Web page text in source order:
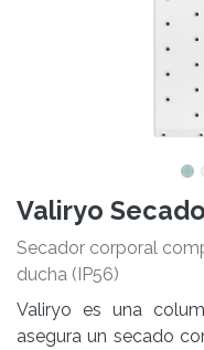
Valiryo
Secador corporal
ducha (IP56)
Valiryo es una
asegura un secado